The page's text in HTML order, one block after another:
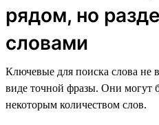
рядом, но
словами
Ключевые для поиска слова не
виде точной фразы. Они могут
некоторым количеством слов.